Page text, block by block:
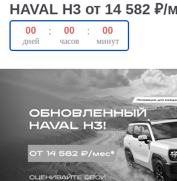
HAVAL H3 от 14 582 ₽/
00 : 00 : 00